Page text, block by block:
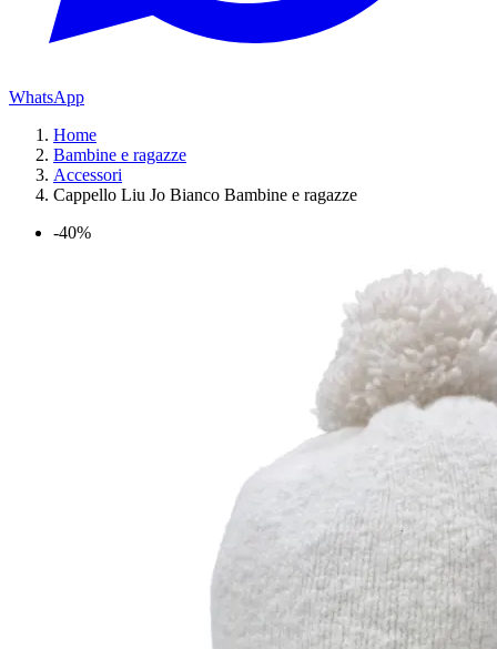
WhatsApp
Home
Bambine e ragazze
Accessori
Cappello Liu Jo Bianco Bambine e ragazze
-40%